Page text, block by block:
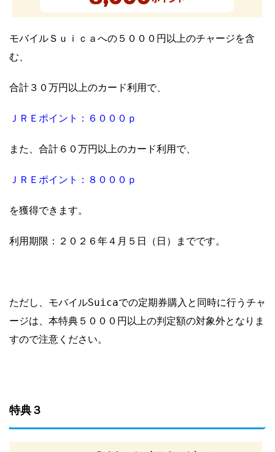
モバイルＳｕｉｃａへの５０００円以上のチャージを含
む、
合計３０万円以上のカード利用で、
ＪＲＥポイント：６０００ｐ
また、合計６０万円以上のカード利用で、
ＪＲＥポイント：８０００ｐ
を獲得できます。
利用期限：２０２６年４月５日（日）までです。
ただし、モバイルSuicaでの定期券購入と同時に行うチャ
ージは、本特典５０００円以上の判定額の対象外となりま
すので注意ください。
特典３